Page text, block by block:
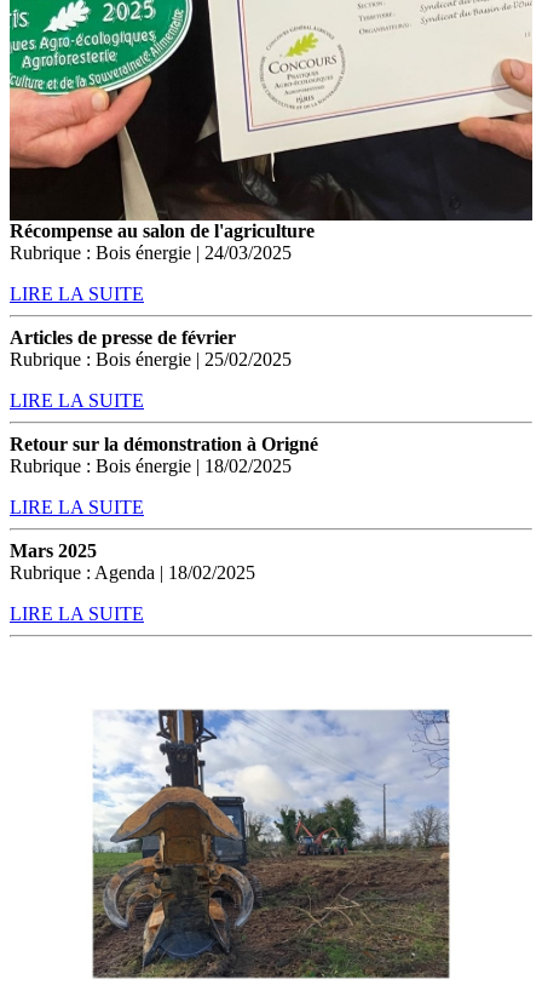
Récompense au salon de l'agriculture
Rubrique : Bois énergie | 24/03/2025
LIRE LA SUITE
Articles de presse de février
Rubrique : Bois énergie | 25/02/2025
LIRE LA SUITE
Retour sur la démonstration à Origné
Rubrique : Bois énergie | 18/02/2025
LIRE LA SUITE
Mars 2025
Rubrique : Agenda | 18/02/2025
LIRE LA SUITE